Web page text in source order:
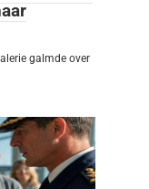
galmde over